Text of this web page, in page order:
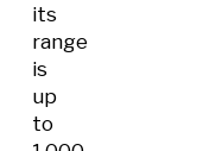
its
range
is
up
to